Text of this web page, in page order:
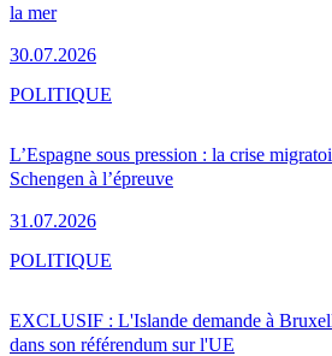
la mer
30.07.2026
L’Espagne sous pression : la crise
Schengen à l’épreuve
31.07.2026
POLITIQUE
EXCLUSIF : L'Islande demande à
dans son référendum sur l'UE
POLITIQUE